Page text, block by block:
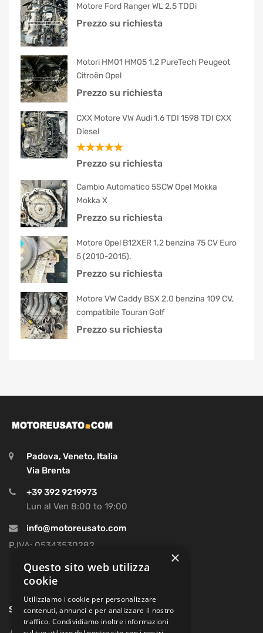
Motore Ford Ranger WL 2.5 TDDi
Prezzo su richiesta
Motori HM01 HM05 1.2 PureTech Peugeot
Citroën Opel
Prezzo su richiesta
CXX Motore VW Audi 1.6 TDI 1598 TDI CXX
Diesel
Valutato
Prezzo su richiesta
Cambio Automatico 5SCW Opel Mokka
Mokka X
Prezzo su richiesta
Motore Opel B12XER 1.2 benzina 75 CV Euro
5 (2010-2015).
Prezzo su richiesta
Motore VW Caddy BSX 2.0 benzina 109 CV,
compatibile Touran Golf
Prezzo su richiesta
Padova, Veneto, Italia
Via Brenta
+39 392 9219973
Lun al Ven 8:00 to 19:00
info@motoreusato.com
P.IVA: 05343530282
SOCIAL
×
Questo sito web utilizza
cookie
Utilizziamo i cookie per personalizzare
contenuti, annunci e per analizzare il nostro
traffico. Condividiamo inoltre informazioni